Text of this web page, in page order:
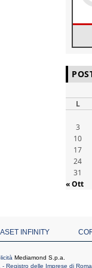
L
3
10
17
24
31
« Ott
INFINITY
Mediamond S.p.a.
Registro delle Imprese di